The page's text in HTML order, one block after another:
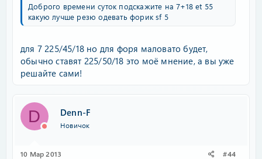
Доброго времени суток подскажите на 7+18 et 55
какую лучше резю одевать форик sf 5
для 7 225/45/18 но для форя маловато будет,
обычно ставят 225/50/18 это моё мнение, а вы уже
решайте сами!
D Denn-F
Новичок
10 Мар 2013 #44